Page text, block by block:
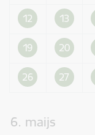
12 13
19 20
26 27
6. maijs